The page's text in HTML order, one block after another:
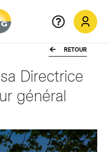
RETOUR
Directrice
général